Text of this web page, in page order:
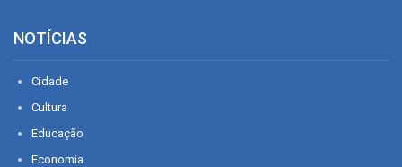
NOTÍCIAS
Cidade
Cultura
Educação
Economia